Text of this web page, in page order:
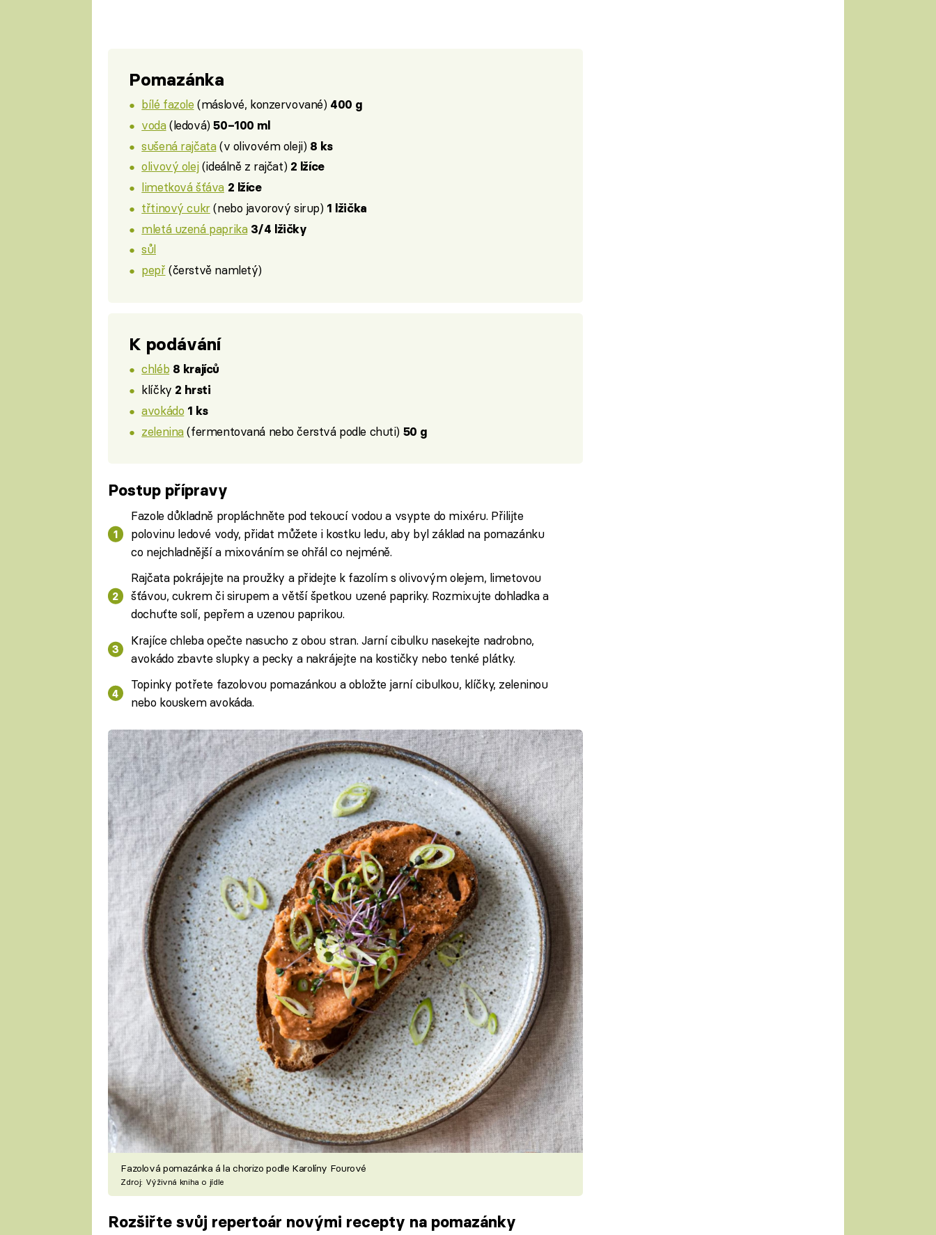
Pomazánka
bílé fazole (máslové, konzervované) 400 g
voda(ledová)50–100 ml
sušená rajčata(v olivovém oleji) 8 ks
olivový olej(ideálně z rajčat) 2 lžíce
limetková šťáva 2 lžíce
třtinový cukr(nebo javorový sirup) 1 lžička
mletá uzená paprika 3/4 lžičky
sůl
pepř (čerstvě namletý)
K podávání
chléb 8 krajíců
klíčky 2 hrsti
avokádo 1 ks
zelenina(fermentovaná nebo čerstvá podle chuti) 50 g
Postup přípravy
Fazole důkladně propláchněte pod tekoucí vodou a vsypte do mixéru. Přilijte
polovinu ledové vody, přidat můžete i kostku ledu, aby byl základ na pomazánku
co nejchladnější a mixováním se ohřál co nejméně.
Rajčata pokrájejte na proužky a přidejte k fazolím s olivovým olejem, limetovou
šťávou, cukrem či sirupem a větší špetkou uzené papriky. Rozmixujte dohladka a
dochuťte solí, pepřem a uzenou paprikou.
Krajíce chleba opečte nasucho z obou stran. Jarní cibulku nasekejte nadrobno,
avokádo zbavte slupky a pecky a nakrájejte na kostičky nebo tenké plátky.
Topinky potřete fazolovou pomazánkou a obložte jarní cibulkou, klíčky, zeleninou
nebo kouskem avokáda.
Fazolová pomazánka á la chorizo podle Karolíny Fourové
Zdroj: Výživná kniha o jídle
Rozšiřte svůj repertoár novými recepty na pomazánky